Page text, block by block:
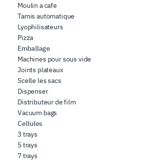
Moulin a cafe
Tamis automatique
Lyophilisateurs
Pizza
Emballage
Machines pour sous vide
Joints plateaux
Scelle les sacs
Dispenser
Distributeur de film
Vacuum bags
Cellules
3 trays
5 trays
7 trays